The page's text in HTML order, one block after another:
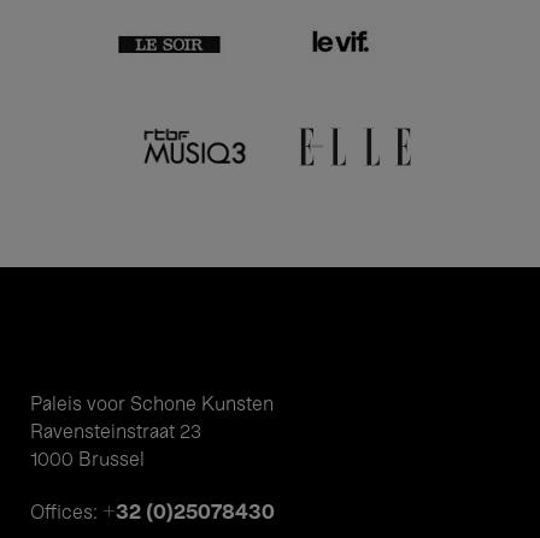
Paleis voor Schone Kunsten
Ravensteinstraat 23
1000 Brussel
Offices: +32 (0)25078430